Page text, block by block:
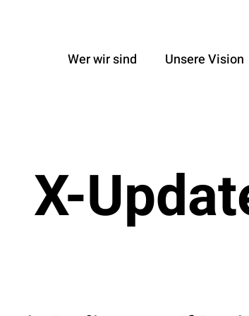
Wer wir sind Unsere Vision
X-